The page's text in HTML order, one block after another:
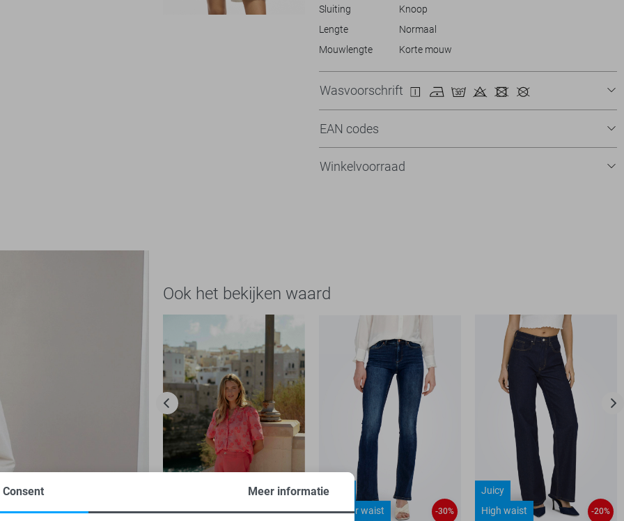
Sluiting
Knoop
Lengte
Normaal
Mouwlengte
Korte mouw
Wasvoorschrift
EAN codes
Winkelvoorraad
Ook het bekijken waard
-50%
Blush
Regular waist
-30%
Juicy
High waist
-20%
Consent Meer informatie